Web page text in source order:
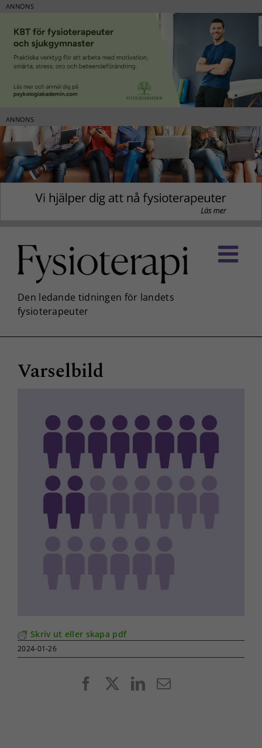
ANNONS
ANNONS
innehållet
Varselbild
Skriv ut eller skapa pdf
2024-01-26
FacebookLinkedIn
E-